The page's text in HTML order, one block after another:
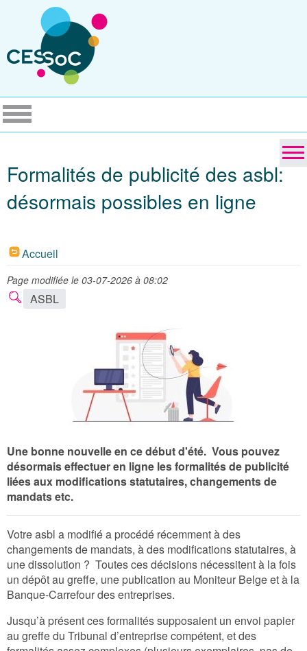
Formalités de publicité des asbl:
désormais possibles en ligne
Accueil
Page modifiée le 03-07-2026 à 08:02
ASBL
Une bonne nouvelle en ce début d'été. Vous pouvez
désormais effectuer en ligne les formalités de publicité
liées aux modifications statutaires, changements de
mandats etc.
Votre asbl a modifié a procédé récemment à des
changements de mandats, à des modifications statutaires, à
une dissolution ? Toutes ces décisions nécessitent à la fois
un dépôt au greffe, une publication au Moniteur Belge et à la
Banque-Carrefour des entreprises.
Jusqu’à présent ces formalités supposaient un envoi papier
au greffe du Tribunal d’entreprise compétent, et des